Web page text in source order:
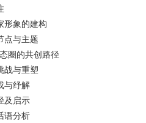
形象的建构
点与主题
圈的共创路径
战与重塑
与纾解
及启示
语分析